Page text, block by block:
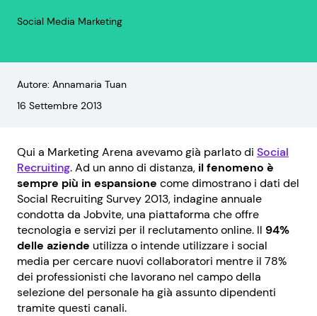
Social Media Marketing
Autore: Annamaria Tuan
16 Settembre 2013
Qui a Marketing Arena avevamo già parlato di Social
Recruiting. Ad un anno di distanza, il fenomeno è
sempre più in espansione come dimostrano i dati del
Social Recruiting Survey 2013, indagine annuale
condotta da Jobvite, una piattaforma che offre
tecnologia e servizi per il reclutamento online. Il 94%
delle aziende utilizza o intende utilizzare i social
media per cercare nuovi collaboratori mentre il 78%
dei professionisti che lavorano nel campo della
selezione del personale ha già assunto dipendenti
tramite questi canali.